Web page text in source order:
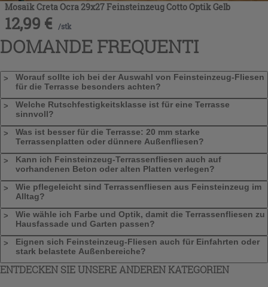
Mosaik Creta Ocra 29x27 Feinsteinzeug Cotto Optik Gelb
12,99 € /stk
DOMANDE FREQUENTI
Worauf sollte ich bei der Auswahl von Feinsteinzeug-Fliesen
für die Terrasse besonders achten?
Welche Rutschfestigkeitsklasse ist für eine Terrasse
sinnvoll?
Was ist besser für die Terrasse: 20 mm starke
Terrassenplatten oder dünnere Außenfliesen?
Kann ich Feinsteinzeug-Terrassenfliesen auch auf
vorhandenen Beton oder alten Platten verlegen?
Wie pflegeleicht sind Terrassenfliesen aus Feinsteinzeug im
Alltag?
Wie wähle ich Farbe und Optik, damit die Terrassenfliesen zu
Hausfassade und Garten passen?
Eignen sich Feinsteinzeug-Fliesen auch für Einfahrten oder
stark belastete Außenbereiche?
ENTDECKEN SIE UNSERE ANDEREN KATEGORIEN